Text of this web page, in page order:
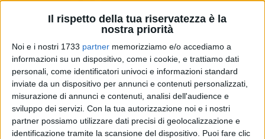
Il rispetto della tua riservatezza è la
nostra priorità
Noi e i nostri 1733 partner memorizziamo e/o accediamo a
informazioni su un dispositivo, come i cookie, e trattiamo dati
personali, come identificatori univoci e informazioni standard
inviate da un dispositivo per annunci e contenuti personalizzati,
misurazione di annunci e contenuti, analisi dell'audience e
sviluppo dei servizi. Con la tua autorizzazione noi e i nostri
partner possiamo utilizzare dati precisi di geolocalizzazione e
identificazione tramite la scansione del dispositivo. Puoi fare clic
44
È stata fotografata così, come un relitto arenato dopo una
burrasca, la struttura sulla spiaggia del Lido Matinelle. La
vigilanza con le telecamere ha immediatamente avvisato i